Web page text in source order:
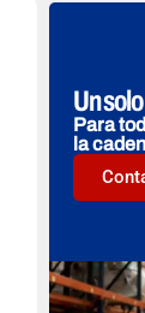
Un
Para
la